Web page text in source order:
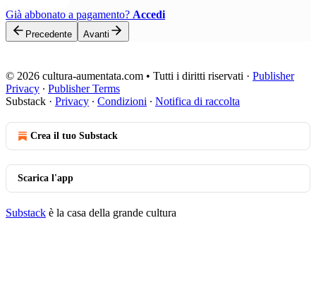
Già abbonato a pagamento? Accedi
Precedente Avanti
© 2026 cultura-aumentata.com • Tutti i diritti riservati · Publisher
Privacy ∙ Publisher Terms
Substack · Privacy ∙ Condizioni ∙ Notifica di raccolta
Crea il tuo Substack
Scarica l'app
Substack è la casa della grande cultura